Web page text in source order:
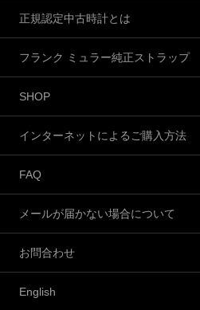
正規認定中古時計とは
フランク ミュラー純正ストラップ
SHOP
インターネットによるご購入方法
FAQ
メールが届かない場合について
お問合わせ
English